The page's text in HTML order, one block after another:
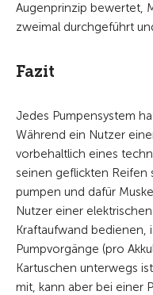
Augenprinzip bewertet,
zweimal durchgeführt
Fazit
Jedes Pumpensystem
Während ein Nutzer
vorbehaltlich eines
seinen geflickten
pumpen und dafür
Nutzer einer
Kraftaufwand bedienen,
Pumpvorgänge (pro
Kartuschen unterwegs
mit, kann aber bei einer